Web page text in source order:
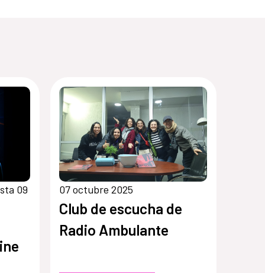
09
07 octubre 2025
Club de escucha de
Radio Ambulante